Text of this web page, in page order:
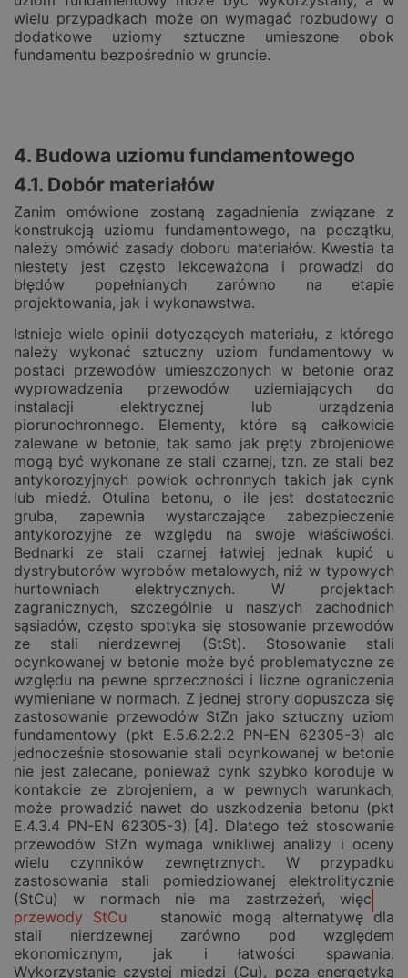
wielu przypadkach może on wymagać rozbudowy o
dodatkowe uziomy sztuczne umieszone obok
fundamentu bezpośrednio w gruncie.
4. Budowa uziomu fundamentowego
4.1. Dobór materiałów
Zanim omówione zostaną zagadnienia związane z
konstrukcją uziomu fundamentowego, na początku,
należy omówić zasady doboru materiałów. Kwestia ta
niestety jest często lekceważona i prowadzi do
błędów popełnianych zarówno na etapie
projektowania, jak i wykonawstwa.
Istnieje wiele opinii dotyczących materiału, z którego
należy wykonać sztuczny uziom fundamentowy w
postaci przewodów umieszczonych w betonie oraz
wyprowadzenia przewodów uziemiających do
instalacji elektrycznej lub urządzenia
piorunochronnego. Elementy, które są całkowicie
zalewane w betonie, tak samo jak pręty zbrojeniowe
mogą być wykonane ze stali czarnej, tzn. ze stali bez
antykorozyjnych powłok ochronnych takich jak cynk
lub miedź. Otulina betonu, o ile jest dostatecznie
gruba, zapewnia wystarczające zabezpieczenie
antykorozyjne ze względu na swoje właściwości.
Bednarki ze stali czarnej łatwiej jednak kupić u
dystrybutorów wyrobów metalowych, niż w typowych
hurtowniach elektrycznych. W projektach
zagranicznych, szczególnie u naszych zachodnich
sąsiadów, często spotyka się stosowanie przewodów
ze stali nierdzewnej (StSt). Stosowanie stali
ocynkowanej w betonie może być problematyczne ze
względu na pewne sprzeczności i liczne ograniczenia
wymieniane w normach. Z jednej strony dopuszcza się
zastosowanie przewodów StZn jako sztuczny uziom
fundamentowy (pkt E.5.6.2.2.2 PN-EN 62305-3) ale
jednocześnie stosowanie stali ocynkowanej w betonie
nie jest zalecane, ponieważ cynk szybko koroduje w
kontakcie ze zbrojeniem, a w pewnych warunkach,
może prowadzić nawet do uszkodzenia betonu (pkt
E.4.3.4 PN-EN 62305-3) [4]. Dlatego też stosowanie
przewodów StZn wymaga wnikliwej analizy i oceny
wielu czynników zewnętrznych. W przypadku
zastosowania stali pomiedziowanej elektrolitycznie
(StCu) w normach nie ma zastrzeżeń, więc
przewody StCu
stanowić mogą alternatywę dla
stali nierdzewnej zarówno pod względem
ekonomicznym, jak i łatwości spawania.
Wykorzystanie czystej miedzi (Cu), poza energetyką